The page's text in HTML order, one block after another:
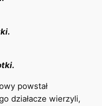
powstał
działacze wierzyli,